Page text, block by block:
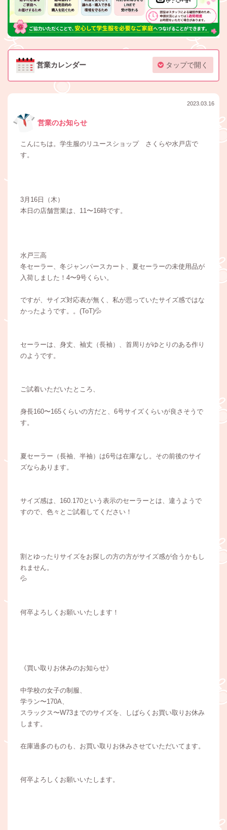
営業カレンダー タップで開く
2023.03.16
営業のお知らせ
こんにちは。学生服のリユースショップ さくらや水戸店で
す。
3月16日（木）
本日の店舗営業は、11〜16時です。
水戸三高
冬セーラー、冬ジャンパースカート、夏セーラーの未使用品が
入荷しました！4〜9号くらい。
ですが、サイズ対応表が無く、私が思っていたサイズ感ではな
かったようです。。(ToT)💦
セーラーは、身丈、袖丈（長袖）、首周りがゆとりのある作り
のようです。
ご試着いただいたところ、
身長160〜165くらいの方だと、6号サイズくらいが良さそうで
す。
夏セーラー（長袖、半袖）は6号は在庫なし。その前後のサイ
ズならあります。
サイズ感は、160.170という表示のセーラーとは、違うようで
すので、色々とご試着してください！
割とゆったりサイズをお探しの方の方がサイズ感が合うかもし
れません。
💦
何卒よろしくお願いいたします！
《買い取りお休みのお知らせ》
中学校の女子の制服、
学ラン〜170A、
スラックス〜W73までのサイズを、しばらくお買い取りお休み
します。
在庫過多のものも、お買い取りお休みさせていただいてます。
何卒よろしくお願いいたします。